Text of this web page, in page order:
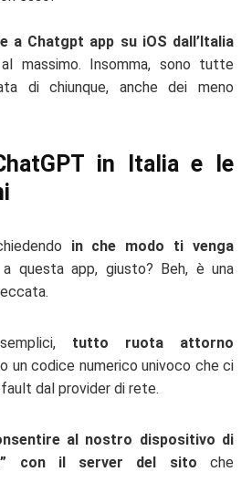
a Chatgpt app su iOS dall’Italia
massimo. Insomma, sono tutte
di chiunque, anche dei meno
in Italia e le
in che modo ti venga
a questa app, giusto? Beh, è una
tutto ruota attorno
un codice numerico univoco che ci
dal provider di rete.
al nostro dispositivo di
con il server del sito che